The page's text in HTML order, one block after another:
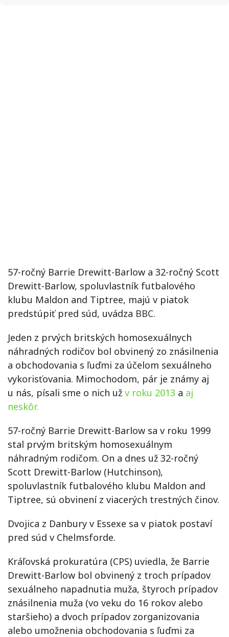
57-ročný Barrie Drewitt-Barlow a 32-ročný Scott
Drewitt-Barlow, spoluvlastník futbalového
klubu Maldon and Tiptree, majú v piatok
predstúpiť pred súd, uvádza BBC.
Jeden z prvých britských homosexuálnych
náhradných rodičov bol obvinený zo znásilnenia
a obchodovania s ľuďmi za účelom sexuálneho
vykorisťovania. Mimochodom, pár je známy aj
u nás, písali sme o nich už v roku 2013 a aj
neskôr.
57-ročný Barrie Drewitt-Barlow sa v roku 1999
stal prvým britským homosexuálnym
náhradným rodičom. On a dnes už 32-ročný
Scott Drewitt-Barlow (Hutchinson),
spoluvlastník futbalového klubu Maldon and
Tiptree, sú obvinení z viacerých trestných činov.
Dvojica z Danbury v Essexe sa v piatok postaví
pred súd v Chelmsforde.
Kráľovská prokuratúra (CPS) uviedla, že Barrie
Drewitt-Barlow bol obvinený z troch prípadov
sexuálneho napadnutia muža, štyroch prípadov
znásilnenia muža (vo veku do 16 rokov alebo
staršieho) a dvoch prípadov zorganizovania
alebo umožnenia obchodovania s ľuďmi za